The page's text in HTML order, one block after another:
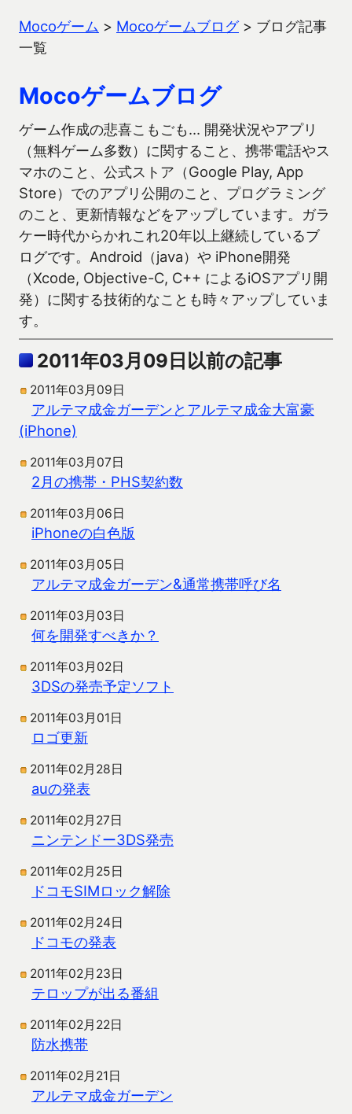
Mocoゲーム > Mocoゲームブログ> ブログ記事
一覧
Mocoゲームブログ
ゲーム作成の悲喜こもごも… 開発状況やアプリ
（無料ゲーム多数）に関すること、携帯電話やス
マホのこと、公式ストア（Google Play, App
Store）でのアプリ公開のこと、プログラミング
のこと、更新情報などをアップしています。ガラ
ケー時代からかれこれ20年以上継続しているブ
ログです。Android（java）や iPhone開発
（Xcode, Objective-C, C++ によるiOSアプリ開
発）に関する技術的なことも時々アップしていま
す。
2011年03月09日以前の記事
2011年03月09日
アルテマ成金ガーデンとアルテマ成金大富豪
(iPhone)
2011年03月07日
2月の携帯・PHS契約数
2011年03月06日
iPhoneの白色版
2011年03月05日
アルテマ成金ガーデン&通常携帯呼び名
2011年03月03日
何を開発すべきか？
2011年03月02日
3DSの発売予定ソフト
2011年03月01日
ロゴ更新
2011年02月28日
auの発表
2011年02月27日
ニンテンドー3DS発売
2011年02月25日
ドコモSIMロック解除
2011年02月24日
ドコモの発表
2011年02月23日
テロップが出る番組
2011年02月22日
防水携帯
2011年02月21日
アルテマ成金ガーデン